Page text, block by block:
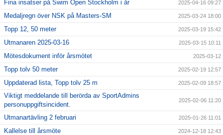
Fina insatser på Swim Open Stockholm i år 2025-04-16 09:27
Medaljregn över NSK på Masters-SM 2025-03-24 18:00
Topp 12, 50 meter 2025-03-19 15:42
Utmanaren 2025-03-16 2025-03-15 10:11
Mötesdokument inför årsmötet 2025-03-12
Topp tolv 50 meter 2025-02-19 12:57
Uppdaterad lista, Topp tolv 25 m 2025-02-09 18:57
Viktigt meddelande till berörda av SportAdmins
personuppgiftsincident.
2025-02-06 11:20
Utmanartävling 2 februari 2025-01-26 11:01
Kallelse till årsmöte 2024-12-18 12:43